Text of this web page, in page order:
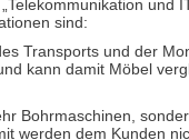
und
sind:
Transports und der
kann damit Möbel
Bohrmaschinen,
werden dem Kunden